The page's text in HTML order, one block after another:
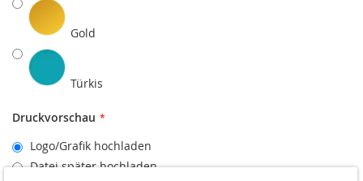
Gold
Türkis
Druckvorschau
Logo/Grafik hochladen
Datei später hochladen